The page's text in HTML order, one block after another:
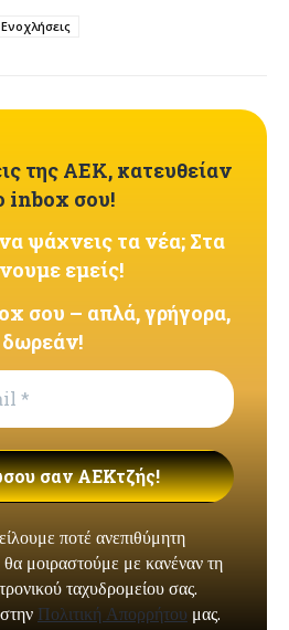
Ενοχλήσεις